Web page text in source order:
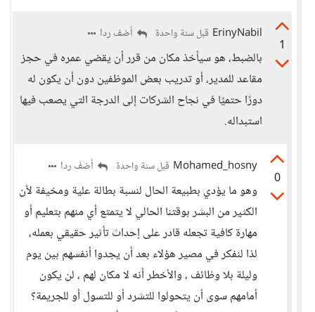
1
ErinyNabil قبل سنة واحدة أضف ردا
بالضبط، هو سيأخذ مكان من قرر أن يقضي عمره في حجز
مقاعد للمدير، أو تدريب بعض الموظفين دون أن يكون له
دورًا حتميًا في نجاح الشركات إلى الدرجة التي يصعب فيها
استبداله.
0
Mohamed_hosny قبل سنة واحدة أضف ردا
وهو ما يؤدي بطبيعة الحال لنسبة بطالة علية ومخيفة لأن
الكثير من البشر بوقتنا الحالي لا يتمتع أي منهم بتعليم أو
مهارة كافية تجعله قادر على إحداث تأثير حقيقي بعمله،
لذا لنفكر في مصير هؤلاء بعد أن يجدوا أنفسهم بين يوم
وليلة بلا وظائف ، والأخطر أنه لا مكان لهم ، لن يكون
أمامهم سوى أن يتحولوا للتشرد أو للتسول أو للجريمة؟